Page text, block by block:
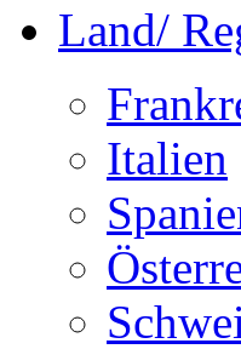
Land/
Italien